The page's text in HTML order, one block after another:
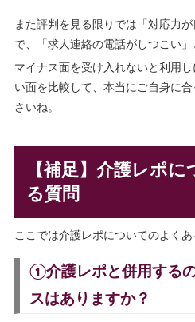
また評判を見る限りでは「対応力
で、「求人連絡の電話がしつこい」
マイナス面を受け入れないと利用
い面を比較して、本当にご自身に
さいね。
【補足】介護レポ
る質問
ここでは介護レポについてのよくあ
①介護レポと併用する
スはありますか？